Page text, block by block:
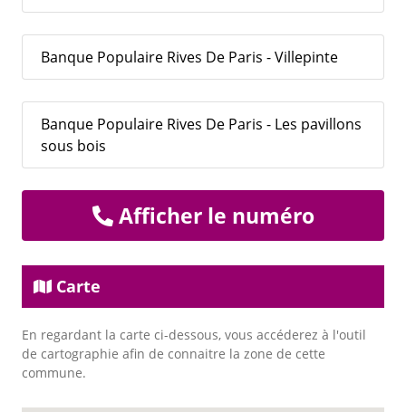
Banque Populaire Rives De Paris - Villepinte
Banque Populaire Rives De Paris - Les pavillons
sous bois
Afficher le numéro
Carte
En regardant la carte ci-dessous, vous accéderez à l'outil
de cartographie afin de connaitre la zone de cette
commune.